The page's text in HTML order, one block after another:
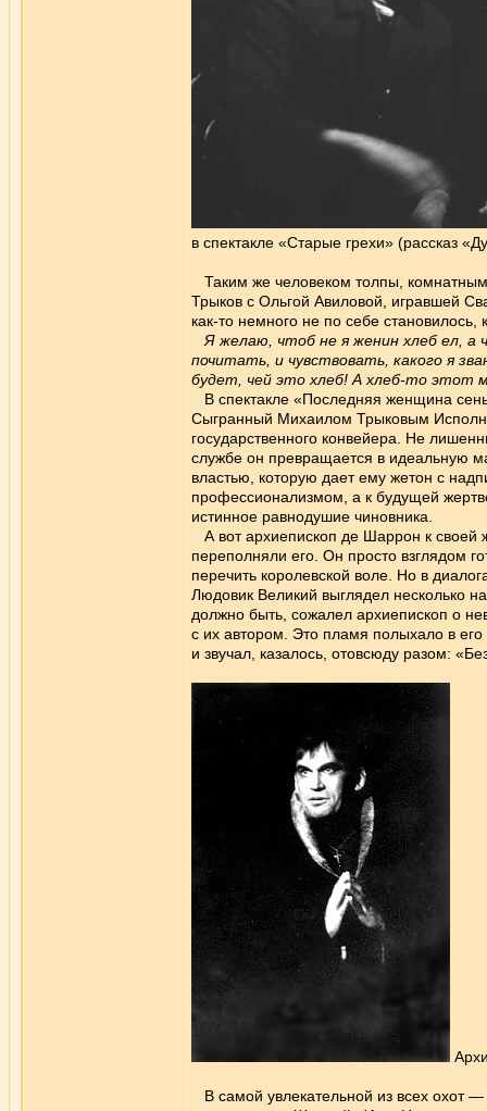
в спектакле «Старые грехи» (рассказ
Таким же человеком толпы,
Трыков с Ольгой Авиловой, игравшей
как-то немного не по себе становилось,
Я желаю, чтоб не я женин хлеб ел, а
почитать, и чувствовать, какого я
будет, чей это хлеб! А хлеб-то этот
В спектакле «Последняя женщина
Сыгранный Михаилом Трыковым
государственного конвейера. Не
службе он превращается в идеальную
властью, которую дает ему жетон с
профессионализмом, а к будущей
истинное равнодушие чиновника.
А вот архиепископ де Шаррон к своей
переполняли его. Он просто взглядом
перечить королевской воле. Но в
Людовик Великий выглядел несколько
должно быть, сожалел архиепископ о
с их автором. Это пламя полыхало в
и звучал, казалось, отовсюду разом:
В самой увлекательной из всех охот